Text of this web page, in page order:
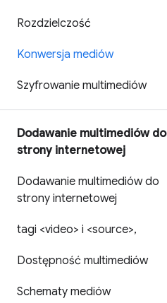
Rozdzielczość
Konwersja mediów
Szyfrowanie multimediów
Dodawanie multimediów do
strony internetowej
Dodawanie multimediów do
strony internetowej
tagi <video> i <source>,
Dostępność multimediów
Schematy mediów